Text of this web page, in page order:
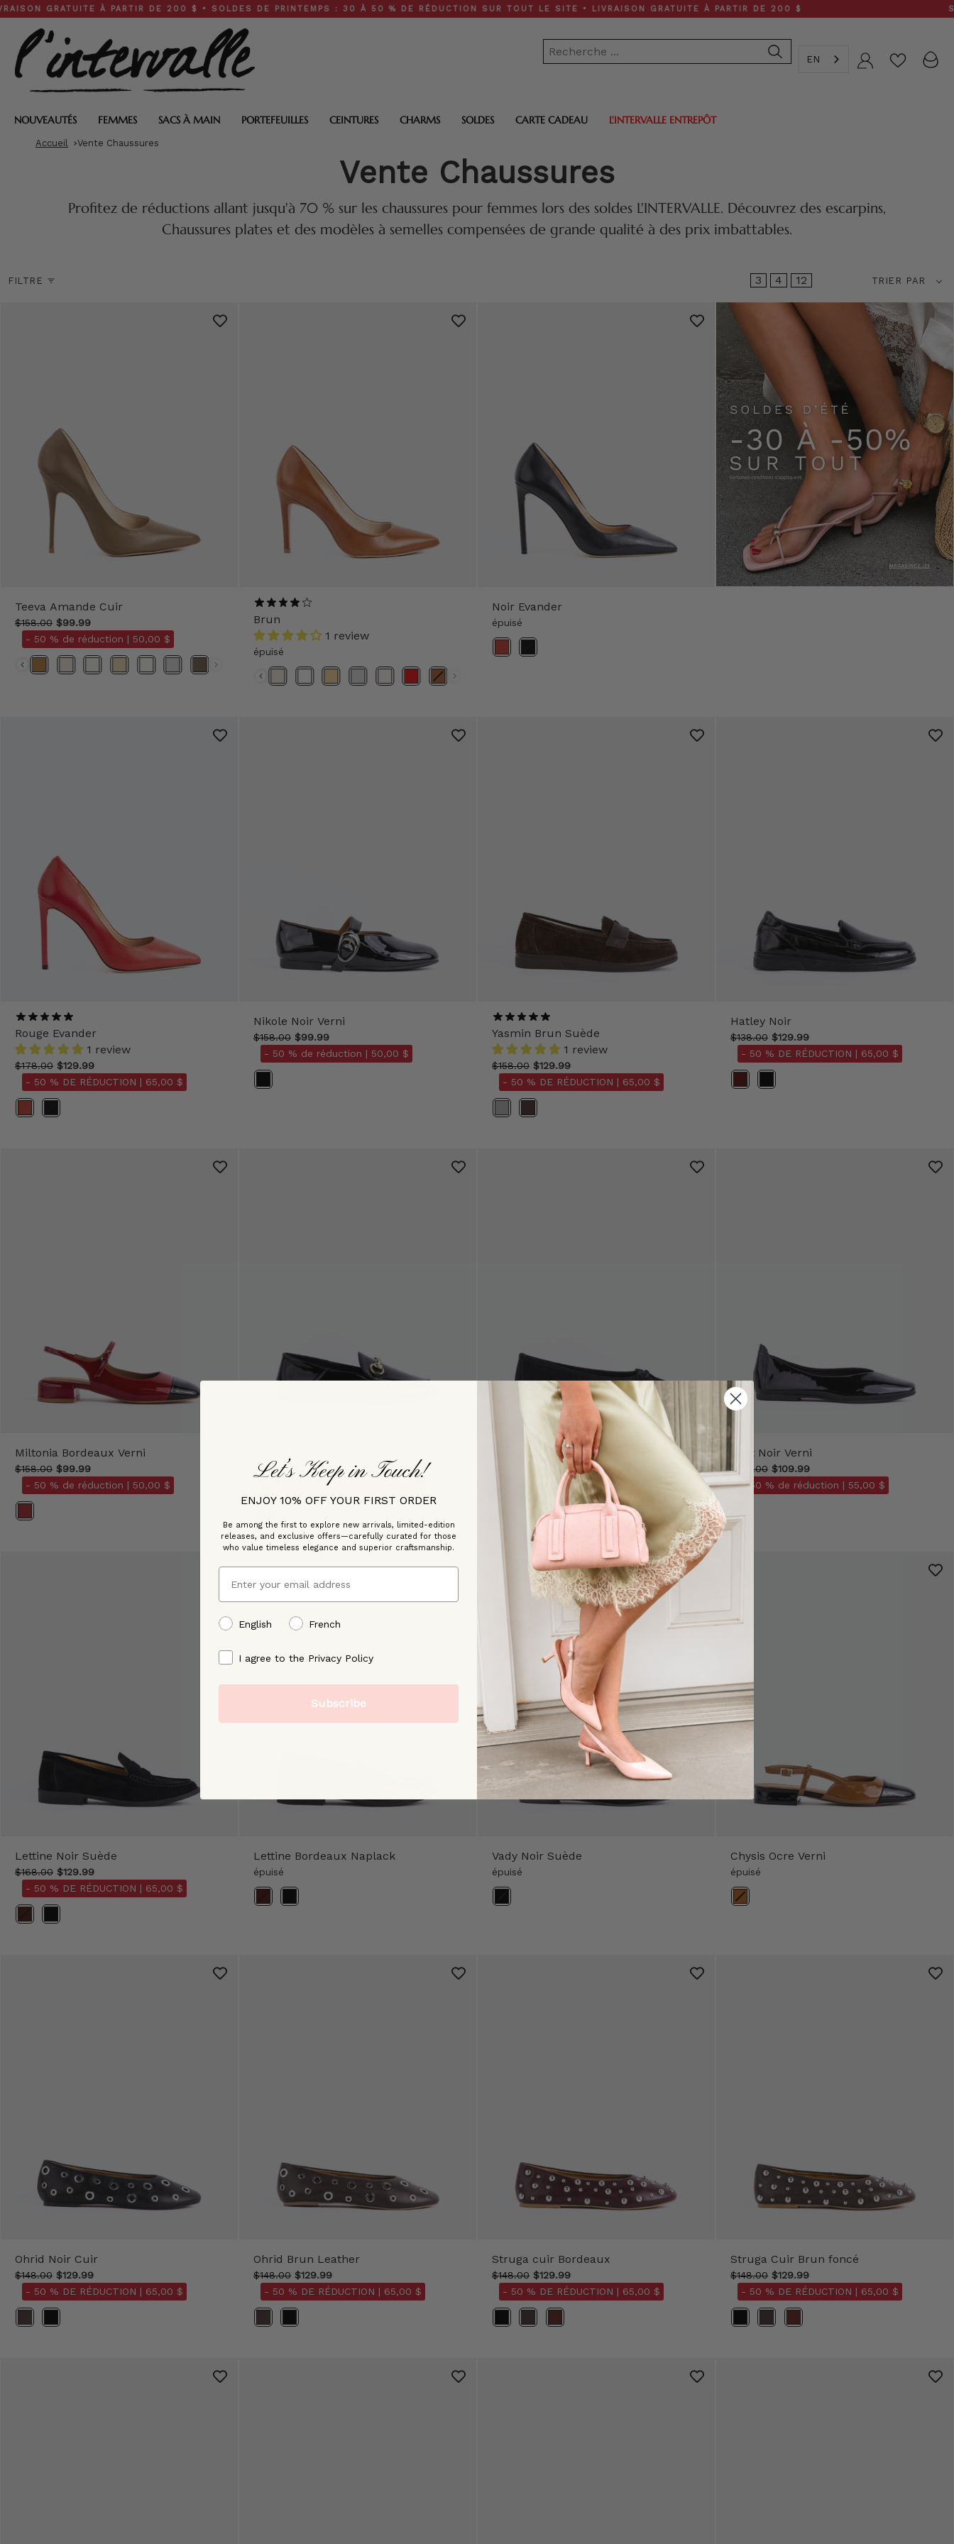
Skip
to
content
À PARTIR DE 200 $ • SOLDES DE PRINTEMPS : 30 À 50 % DE RÉDUCTION SUR TOUT LE SITE • LIVRAISON GRATUITE À PARTIR DE 200 $ SOLDE DE
EN Compte
NOUVEAUTÉS FEMMES SACS À MAIN PORTEFEUILLES CEINTURES CHARMS SOLDES CARTE CADEAU L'INTERVALLE ENTREPÔT
Accueil Vente Chaussures
Vente Chaussures
Profitez de réductions allant jusqu'à 70 % sur les chaussures pour femmes lors des soldes L'INTERVALLE. Découvrez des escarpins,
Chaussures plates et des modèles à semelles compensées de grande qualité à des prix imbattables.
FILTRE 3 4 12
Trier
par
TRIER PAR
Teeva Amande Cuir
$158.00 $99.99
- 50 % de réduction | 50,00 $
Couleur
Brun
1 review
épuisé
Couleurs
Noir Evander
épuisé
Rouge Evander
1 review
$178.00 $129.99
- 50 % DE RÉDUCTION | 65,00 $
Nikole Noir Verni
$158.00 $99.99
- 50 % de réduction | 50,00 $
Yasmin Brun Suède
1 review
$158.00 $129.99
- 50 % DE RÉDUCTION | 65,00 $
Couleur
Hatley Noir
$138.00 $129.99
- 50 % DE RÉDUCTION | 65,00 $
Couleur
Miltonia Bordeaux Verni
$158.00 $99.99
- 50 % de réduction | 50,00 $
Couleur
$148.00
$129.99
- 50 % DE RÉDUCTION |
Couleur
Ramesses Noir Suède Scot Noir Verni
$138.00 $109.99
- 50 % de réduction | 55,00 $
Lettine Noir Suède
$168.00 $129.99
- 50 % DE RÉDUCTION | 65,00 $
Couleur
Lettine Bordeaux Naplack
épuisé
Couleur
Vady Noir Suède
épuisé
Couleur
Chysis Ocre Verni
épuisé
Couleur
Ohrid Noir Cuir
$148.00 $129.99
- 50 % DE RÉDUCTION | 65,00 $
Couleur
Ohrid Brun Leather
$148.00 $129.99
- 50 % DE RÉDUCTION | 65,00 $
Couleur
Struga cuir Bordeaux
$148.00 $129.99
- 50 % DE RÉDUCTION | 65,00 $
Couleur
Struga Cuir Brun foncé
$148.00 $129.99
- 50 % DE RÉDUCTION | 65,00 $
Couleur
Let’s Keep in Touch!
ENJOY 10% OFF YOUR FIRST ORDER
Be among the first to explore new arrivals, limited-edition
releases, and exclusive offers—carefully curated for those
who value timeless elegance and superior craftsmanship.
Email
preffered language
English French
By signing up, you agree to our [Privacy Policy]
I agree to the Privacy Policy
Subscribe